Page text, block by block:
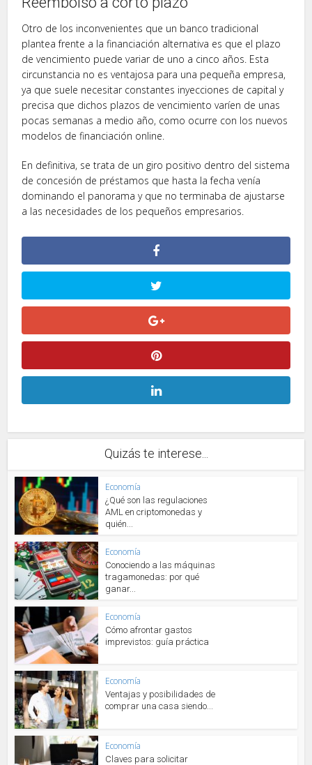
Otro de los inconvenientes que un banco tradicional
plantea frente a la financiación alternativa es que el plazo
de vencimiento puede variar de uno a cinco años. Esta
circunstancia no es ventajosa para una pequeña empresa,
ya que suele necesitar constantes inyecciones de capital y
precisa que dichos plazos de vencimiento varíen de unas
pocas semanas a medio año, como ocurre con los nuevos
modelos de financiación online.
En definitiva, se trata de un giro positivo dentro del sistema
de concesión de préstamos que hasta la fecha venía
dominando el panorama y que no terminaba de ajustarse
a las necesidades de los pequeños empresarios.
Quizás te interese...
Economía
¿Qué son las regulaciones
AML en criptomonedas y
quién...
Economía
Conociendo a las máquinas
tragamonedas: por qué
ganar...
Economía
Cómo afrontar gastos
imprevistos: guía práctica
Economía
Ventajas y posibilidades de
comprar una casa siendo...
Economía
Claves para solicitar